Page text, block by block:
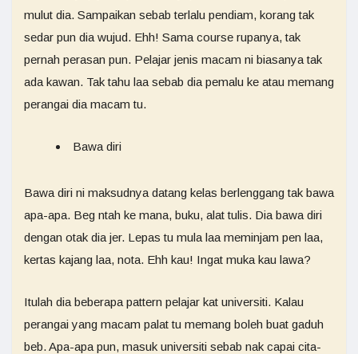
mulut dia. Sampaikan sebab terlalu pendiam, korang tak
sedar pun dia wujud. Ehh! Sama course rupanya, tak
pernah perasan pun. Pelajar jenis macam ni biasanya tak
ada kawan. Tak tahu laa sebab dia pemalu ke atau memang
perangai dia macam tu.
Bawa diri
Bawa diri ni maksudnya datang kelas berlenggang tak bawa
apa-apa. Beg ntah ke mana, buku, alat tulis. Dia bawa diri
dengan otak dia jer. Lepas tu mula laa meminjam pen laa,
kertas kajang laa, nota. Ehh kau! Ingat muka kau lawa?
Itulah dia beberapa pattern pelajar kat universiti. Kalau
perangai yang macam palat tu memang boleh buat gaduh
beb. Apa-apa pun, masuk universiti sebab nak capai cita-